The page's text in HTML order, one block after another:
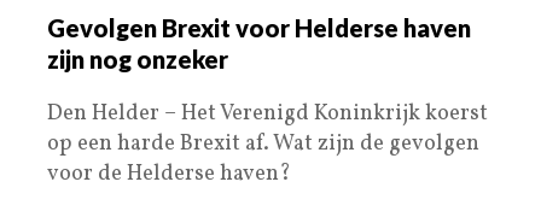
Gevolgen Brexit voor Helderse haven
zijn nog onzeker
Den Helder – Het Verenigd Koninkrijk koerst
op een harde Brexit af. Wat zijn de gevolgen
voor de Helderse haven?